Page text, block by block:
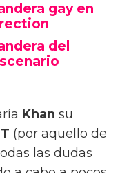
gay en
del
Khan su
(por aquello de
las dudas